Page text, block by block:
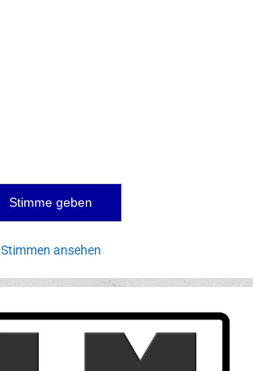
Stimmen ansehen